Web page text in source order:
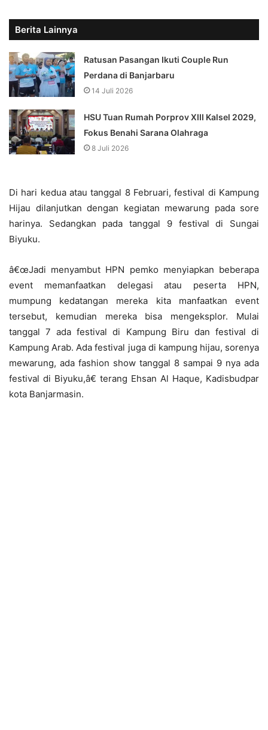
Berita Lainnya
Ratusan Pasangan Ikuti Couple Run
Perdana di Banjarbaru
14 Juli 2026
HSU Tuan Rumah Porprov XIII Kalsel 2029,
Fokus Benahi Sarana Olahraga
8 Juli 2026
Di hari kedua atau tanggal 8 Februari, festival di Kampung
Hijau dilanjutkan dengan kegiatan mewarung pada sore
harinya. Sedangkan pada tanggal 9 festival di Sungai
Biyuku.
â€œJadi menyambut HPN pemko menyiapkan beberapa
event memanfaatkan delegasi atau peserta HPN,
mumpung kedatangan mereka kita manfaatkan event
tersebut, kemudian mereka bisa mengeksplor. Mulai
tanggal 7 ada festival di Kampung Biru dan festival di
Kampung Arab. Ada festival juga di kampung hijau, sorenya
mewarung, ada fashion show tanggal 8 sampai 9 nya ada
festival di Biyuku,â€ terang Ehsan Al Haque, Kadisbudpar
kota Banjarmasin.